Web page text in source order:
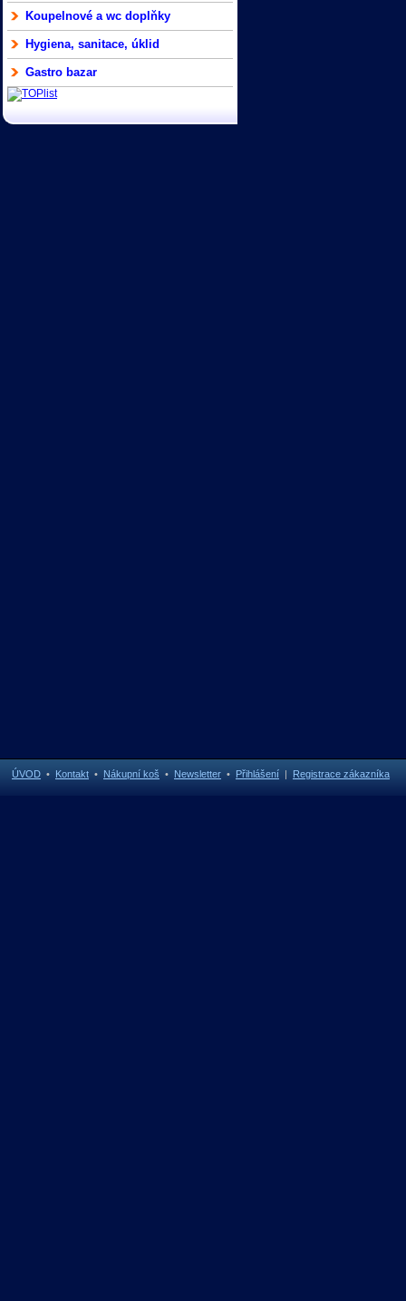
Koupelnové a wc doplňky
Hygiena, sanitace, úklid
Gastro bazar
ÚVOD • Kontakt • Nákupní koš • Newsletter • Přihlášení | Registrace zákazníka